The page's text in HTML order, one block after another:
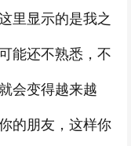
里显示的是我之
能还不熟悉，不
会变得越来越
的朋友，这样你